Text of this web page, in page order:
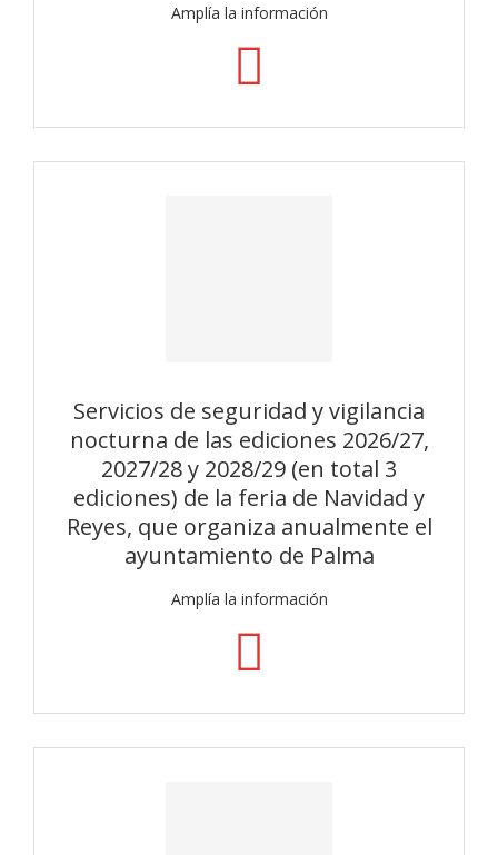
Amplía la información
Servicios de seguridad y vigilancia
nocturna de las ediciones 2026/27,
2027/28 y 2028/29 (en total 3
ediciones) de la feria de Navidad y
Reyes, que organiza anualmente el
ayuntamiento de Palma
Amplía la información